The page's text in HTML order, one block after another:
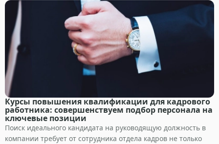
Курсы повышения квалификации для кадрового
работника: совершенствуем подбор персонала на
ключевые позиции
Поиск идеального кандидата на руководящую должность в
компании требует от сотрудника отдела кадров не только